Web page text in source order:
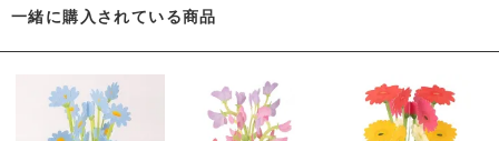
一緒に購入されている商品